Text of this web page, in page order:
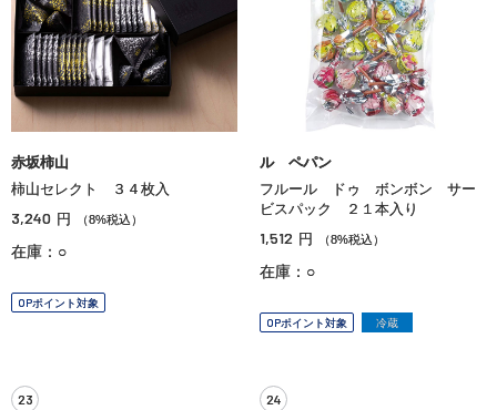
赤坂柿山
柿山セレクト ３４枚入
3,240 円 （8%税込）
在庫：○
OPポイント対象
ル ペパン
フルール ドゥ ボンボン サー
ビスパック ２１本入り
1,512 円 （8%税込）
在庫：○
OPポイント対象 冷蔵
23 24